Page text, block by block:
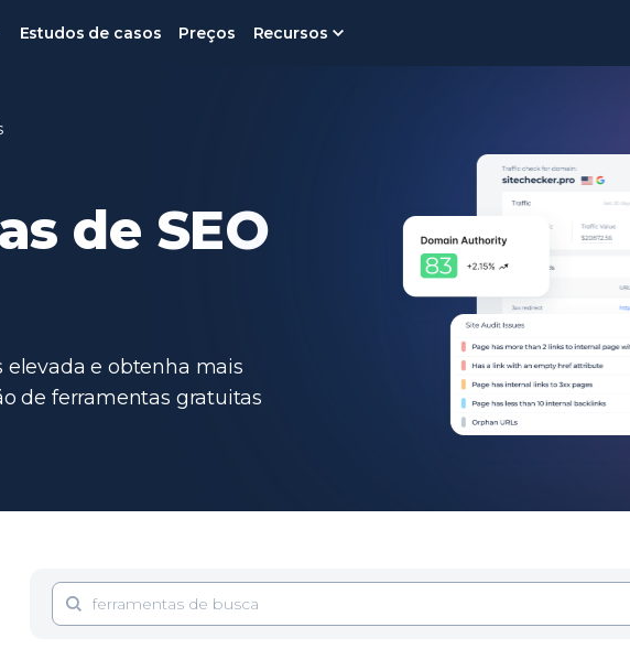
Estudos de casos Preços Recursos
de SEO
elevada e obtenha mais
de ferramentas gratuitas